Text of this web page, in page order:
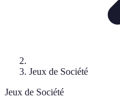
Jeux de Société
Jeux de Société